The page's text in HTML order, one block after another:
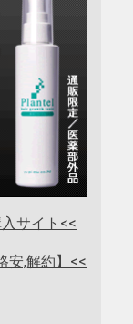
サイト<<
安,解約】<<